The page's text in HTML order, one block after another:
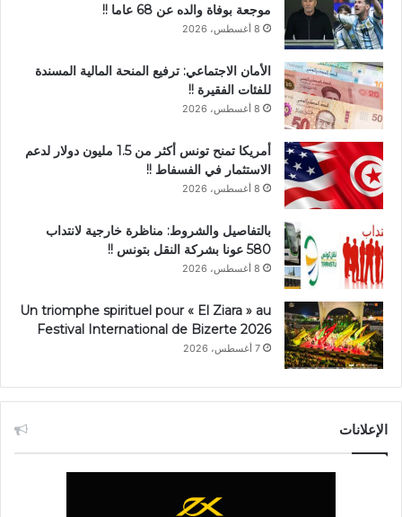
موجعة بوفاة والده عن 68 عاما !!
8 أغسطس، 2026
الأمان الاجتماعي: ترفيع المنحة المالية المسندة
للفئات الفقيرة !!
8 أغسطس، 2026
أمريكا تمنح تونس أكثر من 1.5 مليون دولار لدعم
الاستثمار في الفسفاط !!
8 أغسطس، 2026
بالتفاصيل والشروط: مناظرة خارجية لانتداب
580 عونا بشركة النقل بتونس !!
8 أغسطس، 2026
Un triomphe spirituel pour « El Ziara » au
Festival International de Bizerte 2026
7 أغسطس، 2026
الإعلانات